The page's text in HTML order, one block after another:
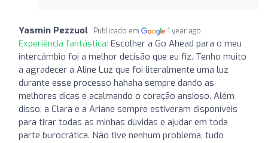
Yasmin Pezzuol Publicado em 1 year ago
Experiência fantástica: Escolher a Go Ahead para o meu
intercâmbio foi a melhor decisão que eu fiz. Tenho muito
a agradecer a Aline Luz que foi literalmente uma luz
durante esse processo hahaha sempre dando as
melhores dicas e acalmando o coração ansioso. Além
disso, a Clara e a Ariane sempre estiveram disponíveis
para tirar todas as minhas dúvidas e ajudar em toda
parte burocrática. Não tive nenhum problema, tudo